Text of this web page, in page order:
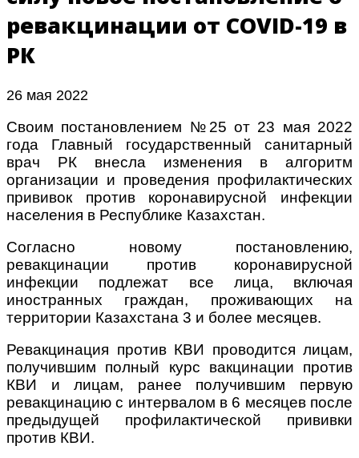
ревакцинации от COVID-19 в
РК
26 мая 2022
Своим постановлением №25 от 23 мая 2022
года Главный государственный санитарный
врач РК внесла изменения в алгоритм
организации и проведения профилактических
прививок против коронавирусной инфекции
населения в Республике Казахстан.
Согласно новому постановлению,
ревакцинации против коронавирусной
инфекции подлежат все лица, включая
иностранных граждан, проживающих на
территории Казахстана 3 и более месяцев.
Ревакцинация против КВИ проводится лицам,
получившим полный курс вакцинации против
КВИ и лицам, ранее получившим первую
ревакцинацию с интервалом в 6 месяцев после
предыдущей профилактической прививки
против КВИ.